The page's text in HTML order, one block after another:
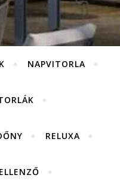
NAPVITORLA
RELUXA